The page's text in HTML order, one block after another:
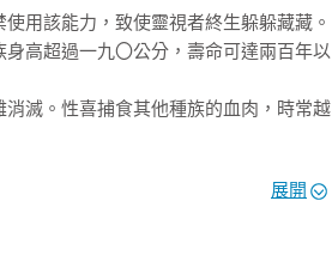
用該能力，致使靈視者終生躲躲藏藏。
高超過一九〇公分，壽命可達兩百年以
滅。性喜捕食其他種族的血肉，時常越
展開